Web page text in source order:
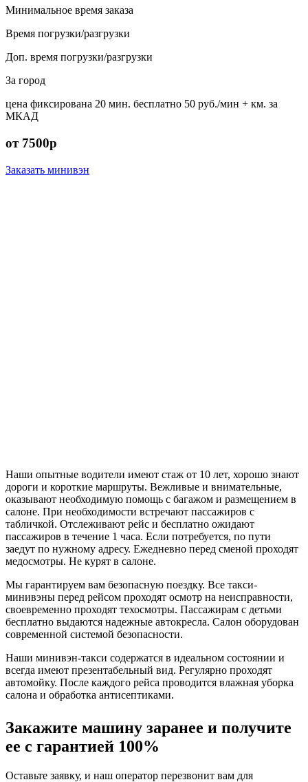
Минимальное время заказа
Время погрузки/разгрузки
Доп. время погрузки/разгрузки
За город
цена фиксирована 20 мин. бесплатно 50 руб./мин + км. за
МКАД
от 7500р
Заказать минивэн
Наши опытные водители имеют стаж от 10 лет, хорошо знают
дороги и короткие маршруты. Вежливые и внимательные,
оказывают необходимую помощь с багажом и размещением в
салоне. При необходимости встречают пассажиров с
табличкой. Отслеживают рейс и бесплатно ожидают
пассажиров в течение 1 часа. Если потребуется, по пути
заедут по нужному адресу. Ежедневно перед сменой проходят
медосмотры. Не курят в салоне.
Мы гарантируем вам безопасную поездку. Все такси-
минивэны перед рейсом проходят осмотр на неисправности,
своевременно проходят техосмотры. Пассажирам с детьми
бесплатно выдаются надежные автокресла. Салон оборудован
современной системой безопасности.
Наши минивэн-такси содержатся в идеальном состоянии и
всегда имеют презентабельный вид. Регулярно проходят
автомойку. После каждого рейса проводится влажная уборка
салона и обработка антисептиками.
Закажите машину заранее и получите
ее с гарантией 100%
Оставьте заявку, и наш оператор перезвонит вам для